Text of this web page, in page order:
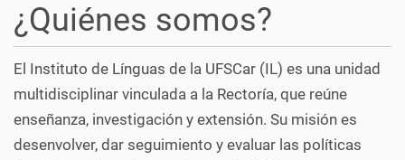
¿Quiénes somos?
El Instituto de Línguas de la UFSCar (IL) es una unidad
multidisciplinar vinculada a la Rectoría, que reúne
enseñanza, investigación y extensión. Su misión es
desenvolver, dar seguimiento y evaluar las políticas